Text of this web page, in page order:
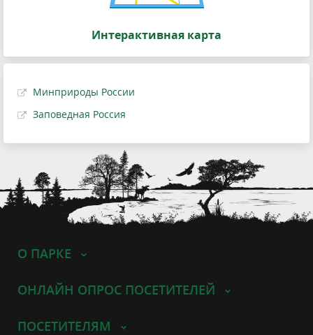
Интерактивная карта
Минприроды России
Заповедная Россия
О ПАРКЕ
ОНЛАЙН ОПРОС ПОСЕТИТЕЛЕЙ
ПОСЕТИТЕЛЯМ